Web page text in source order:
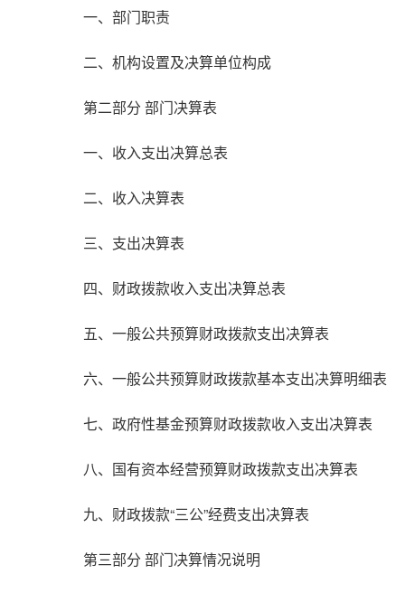
一、部门职责
二、机构设置及决算单位构成
第二部分 部门决算表
一、收入支出决算总表
二、收入决算表
三、支出决算表
四、财政拨款收入支出决算总表
五、一般公共预算财政拨款支出决算表
六、一般公共预算财政拨款基本支出决算明细表
七、政府性基金预算财政拨款收入支出决算表
八、国有资本经营预算财政拨款支出决算表
九、财政拨款“三公”经费支出决算表
第三部分 部门决算情况说明